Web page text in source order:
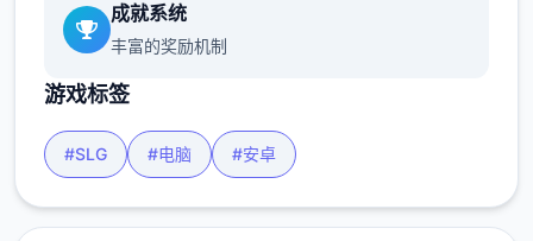
成就系统
丰富的奖励机制
游戏标签
#SLG #电脑 #安卓